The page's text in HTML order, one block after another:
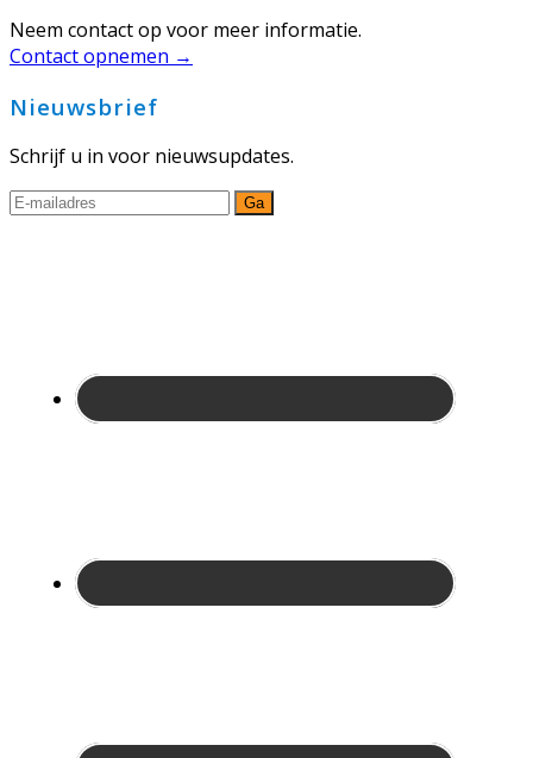
Neem contact op voor meer informatie.
Contact opnemen →
Nieuwsbrief
Schrijf u in voor nieuwsupdates.